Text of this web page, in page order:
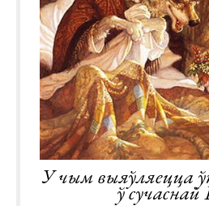
У чым выяўляецца
ў сучаснай